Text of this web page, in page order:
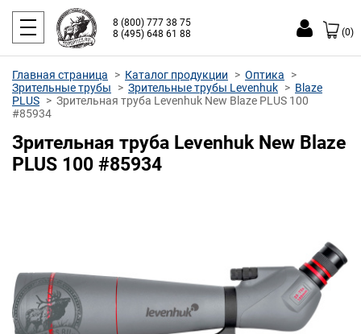
8 (800) 777 38 75
8 (495) 648 61 88
(0)
Главная страница Каталог продукции
Оптика
Зрительные трубы
Зрительные трубы Levenhuk
Blaze
PLUS
Зрительная труба Levenhuk New Blaze PLUS 100
#85934
Зрительная труба Levenhuk New Blaze
PLUS 100 #85934